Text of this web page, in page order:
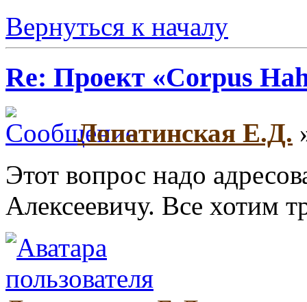
Вернуться к началу
Re: Проект «Corpus
Лопатинская Е.Д.
Этот вопрос надо
Алексеевичу. Все хотим